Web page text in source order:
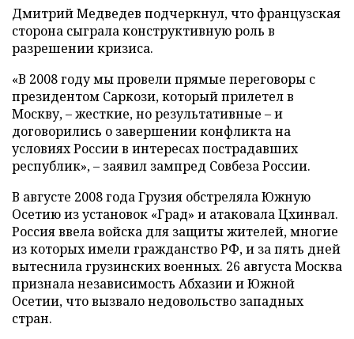
Дмитрий Медведев подчеркнул, что французская
сторона сыграла конструктивную роль в
разрешении кризиса.
«В 2008 году мы провели прямые переговоры с
президентом Саркози, который прилетел в
Москву, – жесткие, но результативные – и
договорились о завершении конфликта на
условиях России в интересах пострадавших
республик», – заявил зампред Совбеза России.
В августе 2008 года Грузия обстреляла Южную
Осетию из установок «Град» и атаковала Цхинвал.
Россия ввела войска для защиты жителей, многие
из которых имели гражданство РФ, и за пять дней
вытеснила грузинских военных. 26 августа Москва
признала независимость Абхазии и Южной
Осетии, что вызвало недовольство западных
стран.